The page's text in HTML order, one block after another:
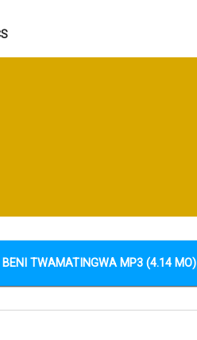
BENI TWAMATINGWA MP3 (4.14 MO)